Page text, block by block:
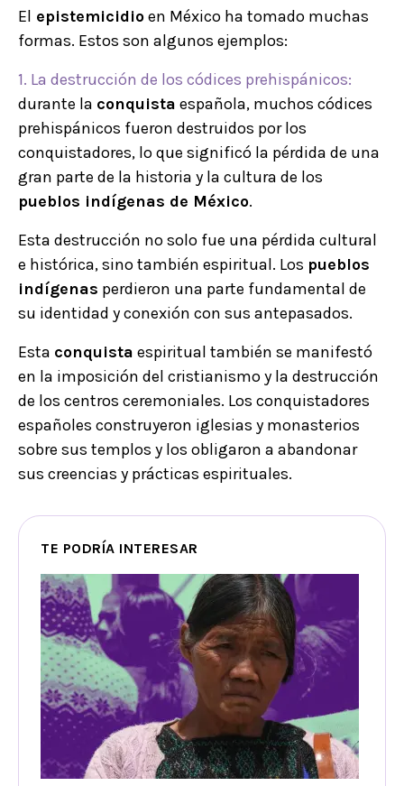
El epistemicidioen México ha tomado muchas
formas. Estos son algunos ejemplos:
1. La destrucción de los códices prehispánicos:
durante la conquista española, muchos códices
prehispánicos fueron destruidos por los
conquistadores, lo que significó la pérdida de una
gran parte de la historia y la cultura de los
pueblos indígenas de México.
Esta destrucción no solo fue una pérdida cultural
e histórica, sino también espiritual. Los pueblos
indígenas perdieron una parte fundamental de
su identidad y conexión con sus antepasados.
Esta conquista espiritual también se manifestó
en la imposición del cristianismo y la destrucción
de los centros ceremoniales. Los conquistadores
españoles construyeron iglesias y monasterios
sobre sus templos y los obligaron a abandonar
sus creencias y prácticas espirituales.
TE PODRÍA INTERESAR